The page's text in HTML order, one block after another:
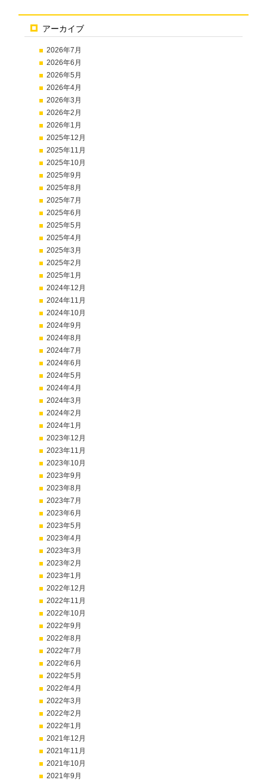
アーカイブ
2026年7月
2026年6月
2026年5月
2026年4月
2026年3月
2026年2月
2026年1月
2025年12月
2025年11月
2025年10月
2025年9月
2025年8月
2025年7月
2025年6月
2025年5月
2025年4月
2025年3月
2025年2月
2025年1月
2024年12月
2024年11月
2024年10月
2024年9月
2024年8月
2024年7月
2024年6月
2024年5月
2024年4月
2024年3月
2024年2月
2024年1月
2023年12月
2023年11月
2023年10月
2023年9月
2023年8月
2023年7月
2023年6月
2023年5月
2023年4月
2023年3月
2023年2月
2023年1月
2022年12月
2022年11月
2022年10月
2022年9月
2022年8月
2022年7月
2022年6月
2022年5月
2022年4月
2022年3月
2022年2月
2022年1月
2021年12月
2021年11月
2021年10月
2021年9月